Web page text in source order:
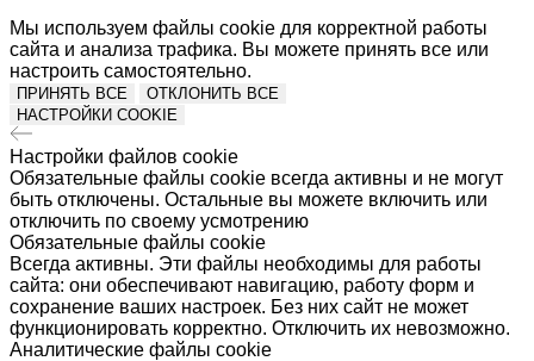
Мы используем файлы cookie для корректной работы
сайта и анализа трафика. Вы можете принять все или
настроить самостоятельно.
ПРИНЯТЬ ВСЕ
ОТКЛОНИТЬ ВСЕ
НАСТРОЙКИ COOKIE
Настройки файлов cookie
Обязательные файлы cookie всегда активны и не могут
быть отключены. Остальные вы можете включить или
отключить по своему усмотрению
Обязательные файлы cookie
Всегда активны. Эти файлы необходимы для работы
сайта: они обеспечивают навигацию, работу форм и
сохранение ваших настроек. Без них сайт не может
функционировать корректно. Отключить их невозможно.
Аналитические файлы cookie